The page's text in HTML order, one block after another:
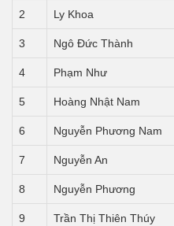
2 Ly Khoa
3 Ngô Đức Thành
4 Phạm Như
5 Hoàng Nhật Nam
6 Nguyễn Phương Nam
7 Nguyễn An
8 Nguyễn Phương
9 Trần Thị Thiên Thúy